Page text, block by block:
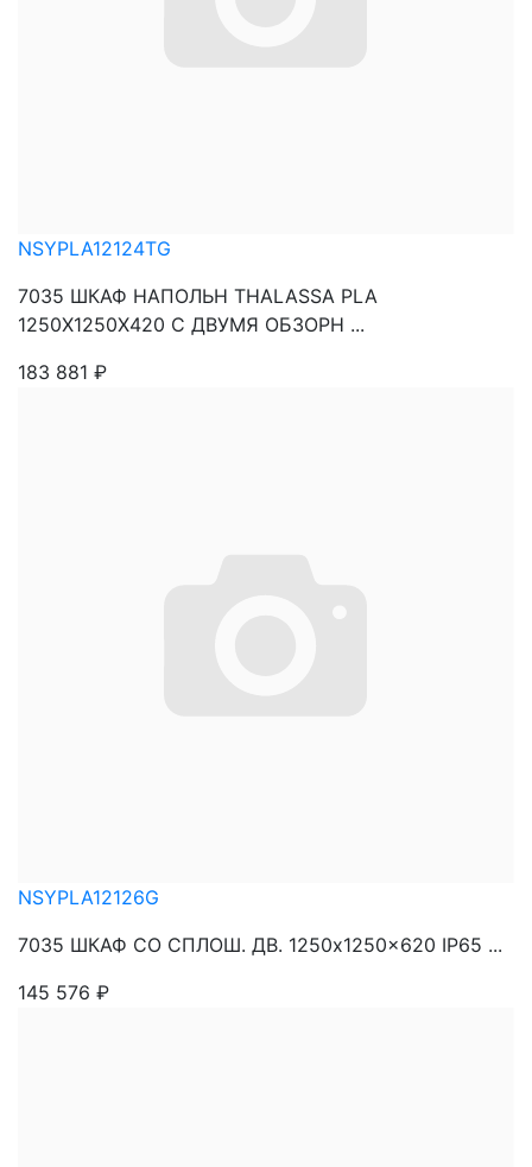
NSYPLA12124TG
7035 ШКАФ НАПОЛЬН THALASSA PLA
1250X1250X420 C ДВУМЯ ОБЗОРН ...
183 881 ₽
NSYPLA12126G
7035 ШКАФ СО СПЛОШ. ДВ. 1250x1250x620 IP65 ...
145 576 ₽